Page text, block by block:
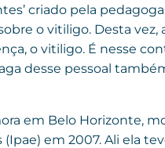
criado pela
o vitiligo. Desta
o vitiligo. É nesse
desse pessoal
em Belo Horizonte,
em 2007. Ali ela